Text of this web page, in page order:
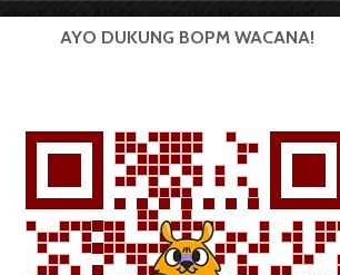
Vera Atkins, yang dijadikan pejabat
mengenai situasi di Inggris,
atasan Vera di
Allen Lawrence Pope sampai John F
Serikat, Robert Kennedy untuk bertemu
lagi banyak permintaan Soekarno,
Indonesia, yang dikabulkan demi menebus
AYO DUKUNG BOPM WACANA!